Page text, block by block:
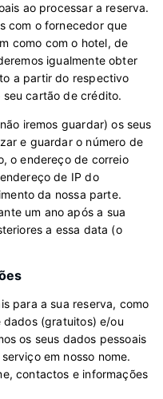
ao processar a reserva.
com o fornecedor que
como com o hotel, de
igualmente obter
a partir do respectivo
cartão de crédito.
iremos guardar) os seus
e guardar o número de
o endereço de correio
de IP do
da nossa parte.
um ano após a sua
a essa data (o
para a sua reserva, como
(gratuitos) e/ou
os seus dados pessoais
em nosso nome.
contactos e informações